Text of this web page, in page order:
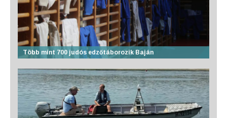
Több mint 700 judós edzőtáborozik Baján